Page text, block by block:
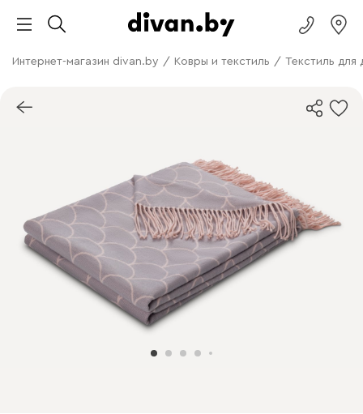
Интернет-магазин divan.by / Ковры и текстиль / Текстиль для